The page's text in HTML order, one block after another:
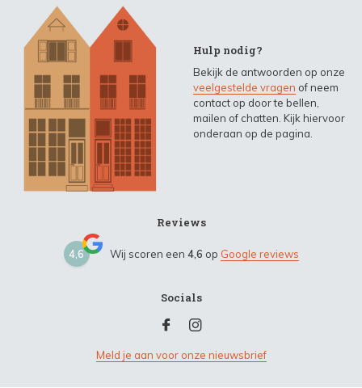
Hulp nodig?
Bekijk de antwoorden op onze
veelgestelde vragen of neem
contact op door te bellen,
mailen of chatten. Kijk hiervoor
onderaan op de pagina.
Reviews
4,6 Wij scoren een 4,6 op Google reviews
Socials
Meld je aan voor onze nieuwsbrief